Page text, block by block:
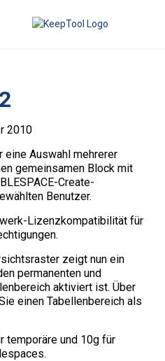
2010
eine Auswahl mehrerer
gemeinsamen Block mit
Create-
Benutzer.
Lizenzkompatibilität für
zeigt nun ein
permanenten und
aktiviert ist. Über
einen Tabellenbereich als
temporäre und 10g für